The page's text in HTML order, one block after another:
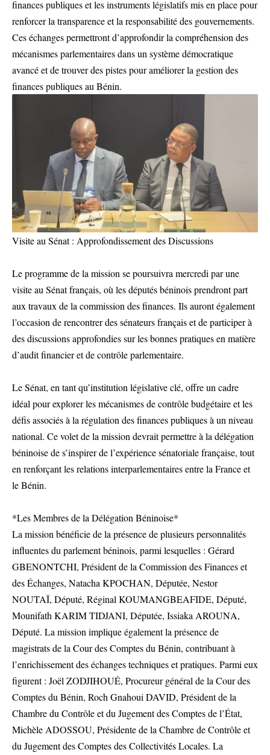
finances publiques et les instruments législatifs mis en place pour
renforcer la transparence et la responsabilité des gouvernements.
Ces échanges permettront d’approfondir la compréhension des
mécanismes parlementaires dans un système démocratique
avancé et de trouver des pistes pour améliorer la gestion des
finances publiques au Bénin.
Visite au Sénat : Approfondissement des Discussions
Le programme de la mission se poursuivra mercredi par une
visite au Sénat français, où les députés béninois prendront part
aux travaux de la commission des finances. Ils auront également
l’occasion de rencontrer des sénateurs français et de participer à
des discussions approfondies sur les bonnes pratiques en matière
d’audit financier et de contrôle parlementaire.
Le Sénat, en tant qu’institution législative clé, offre un cadre
idéal pour explorer les mécanismes de contrôle budgétaire et les
défis associés à la régulation des finances publiques à un niveau
national. Ce volet de la mission devrait permettre à la délégation
béninoise de s’inspirer de l’expérience sénatoriale française, tout
en renforçant les relations interparlementaires entre la France et
le Bénin.
*Les Membres de la Délégation Béninoise*
La mission bénéficie de la présence de plusieurs personnalités
influentes du parlement béninois, parmi lesquelles : Gérard
GBENONTCHI, Président de la Commission des Finances et
des Échanges, Natacha KPOCHAN, Députée, Nestor
NOUTAÏ, Député, Réginal KOUMANGBEAFIDE, Député,
Mounifath KARIM TIDJANI, Députée, Issiaka AROUNA,
Député. La mission implique également la présence de
magistrats de la Cour des Comptes du Bénin, contribuant à
l’enrichissement des échanges techniques et pratiques. Parmi eux
figurent : Joël ZODJIHOUÉ, Procureur général de la Cour des
Comptes du Bénin, Roch Gnahoui DAVID, Président de la
Chambre du Contrôle et du Jugement des Comptes de l’État,
Michèle ADOSSOU, Présidente de la Chambre de Contrôle et
du Jugement des Comptes des Collectivités Locales. La